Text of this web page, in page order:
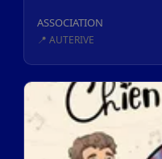
ASSOCIATION
📍 AUTERIVE